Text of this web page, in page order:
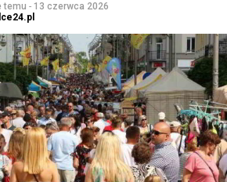
temu - 13 czerwca 2026